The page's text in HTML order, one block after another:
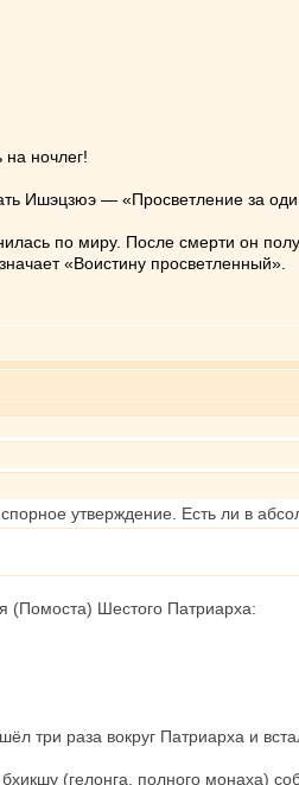
ночлег!
Ишэцзюэ — «Просветление за
по миру. После смерти он
«Воистину просветленный».
утверждение. Есть ли в
(Помоста) Шестого Патриарха:
раза вокруг Патриарха и
(гелонга, полного монаха)